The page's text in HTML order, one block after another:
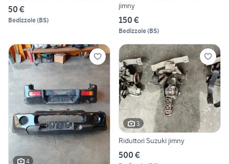
50 €
Bedizzole(BS)
jimny
150 €
Bedizzole(BS)
4
3
Riduttori Suzuki jimny
500 €